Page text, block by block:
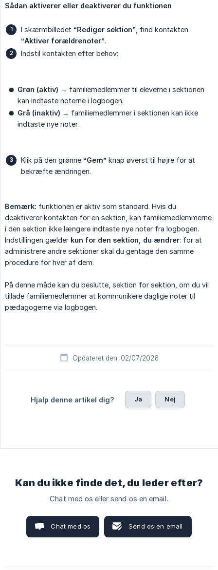
Sådan aktiverer eller deaktiverer du funktionen
I skærmbilledet “Rediger sektion” , find kontakten
“Aktiver forældrenoter”.
Indstil kontakten efter behov:
Grøn (aktiv) → familiemedlemmer til eleverne i sektionen
kan indtaste noterne i logbogen.
Grå (inaktiv) → familiemedlemmer i sektionen kan ikke
indtaste nye noter.
Klik på den grønne “Gem” knap øverst til højre for at
bekræfte ændringen.
Bemærk: funktionen er aktiv som standard. Hvis du
deaktiverer kontakten for en sektion, kan familiemedlemmerne
i den sektion ikke længere indtaste nye noter fra logbogen.
Indstillingen gælder kun for den sektion, du ændrer: for at
administrere andre sektioner skal du gentage den samme
procedure for hver af dem.
På denne måde kan du beslutte, sektion for sektion, om du vil
tillade familiemedlemmer at kommunikere daglige noter til
pædagogerne via logbogen.
Opdateret den: 02/07/2026
Hjalp denne artikel dig? Ja Nej
Kan du ikke finde det, du leder efter?
Chat med os eller send os en email.
Chat med os Send os en email